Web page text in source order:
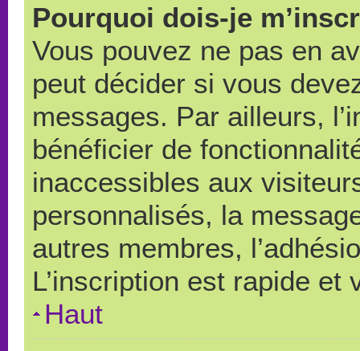
Pourquoi dois-je
Vous pouvez ne pas en
peut décider si vous
messages. Par ailleurs,
bénéficier de
inaccessibles aux
personnalisés, la
autres membres,
L’inscription est rapide et
Haut